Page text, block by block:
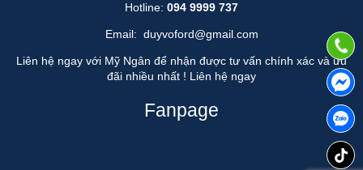
Hotline: 094 9999 737
Email: duyvoford@gmail.com
Liên hệ ngay với Mỹ Ngân để nhận được tư vấn chính xác và ưu
đãi nhiều nhất ! Liên hệ ngay
Fanpage